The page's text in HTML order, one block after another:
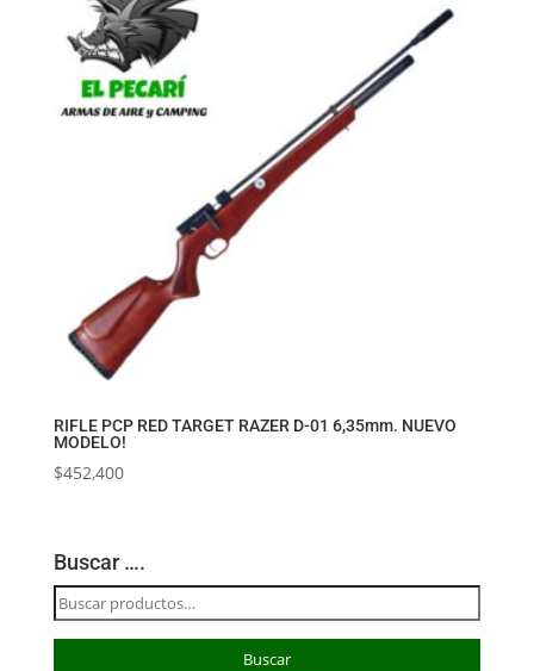
RIFLE PCP RED TARGET RAZER D-01 6,35mm. NUEVO
MODELO!
$452,400
Buscar ….
Buscar
por:
Buscar